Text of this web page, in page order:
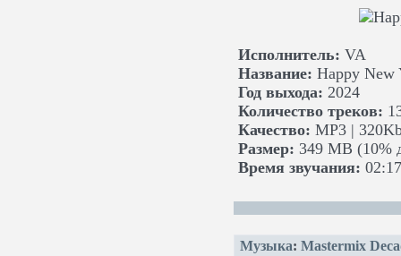
Исполнитель: VA
Название: Happy New
Год выхода: 2024
Количество треков:
Качество: MP3 |
Размер: 349 MB (10%
Время звучания:
Музыка: Mastermix